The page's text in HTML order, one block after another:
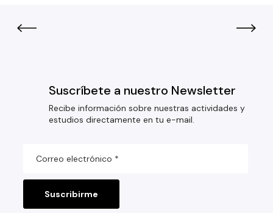
Suscríbete a nuestro Newsletter
Recibe información sobre nuestras actividades y
estudios directamente en tu e-mail.